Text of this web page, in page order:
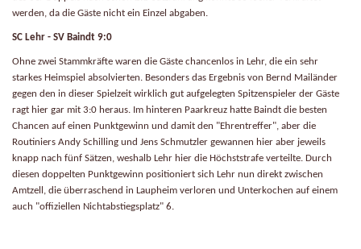
werden, da die Gäste nicht ein Einzel abgaben.
SC Lehr - SV Baindt 9:0
Ohne zwei Stammkräfte waren die Gäste chancenlos in Lehr, die ein sehr
starkes Heimspiel absolvierten. Besonders das Ergebnis von Bernd Mailänder
gegen den in dieser Spielzeit wirklich gut aufgelegten Spitzenspieler der Gäste
ragt hier gar mit 3:0 heraus. Im hinteren Paarkreuz hatte Baindt die besten
Chancen auf einen Punktgewinn und damit den "Ehrentreffer", aber die
Routiniers Andy Schilling und Jens Schmutzler gewannen hier aber jeweils
knapp nach fünf Sätzen, weshalb Lehr hier die Höchststrafe verteilte. Durch
diesen doppelten Punktgewinn positioniert sich Lehr nun direkt zwischen
Amtzell, die überraschend in Laupheim verloren und Unterkochen auf einem
auch "offiziellen Nichtabstiegsplatz" 6.